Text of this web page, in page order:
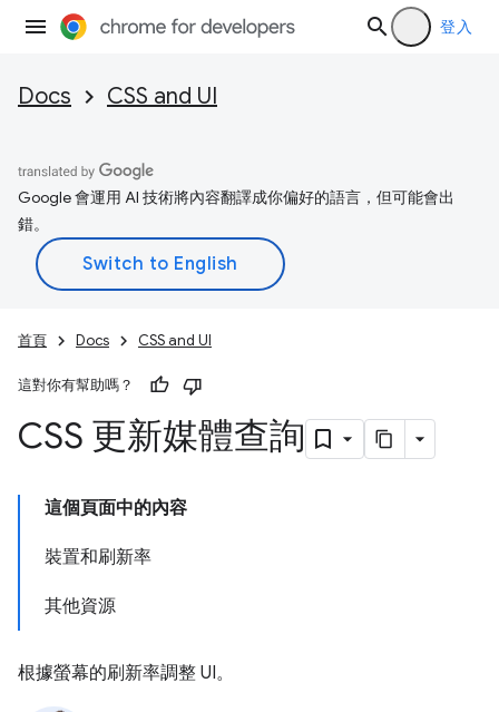
登入
Docs CSS and UI
Google 會運用 AI 技術將內容翻譯成你偏好的語言，但可能會出
錯。
首頁 Docs CSS and UI
這對你有幫助嗎？
CSS 更新媒體查詢
這個頁面中的內容
裝置和刷新率
其他資源
根據螢幕的刷新率調整 UI。